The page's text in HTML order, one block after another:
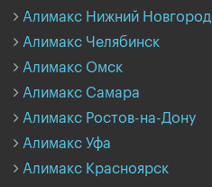
Алимакс Нижний Новгород
Алимакс Челябинск
Алимакс Омск
Алимакс Самара
Алимакс Ростов-на-Дону
Алимакс Уфа
Алимакс Красноярск